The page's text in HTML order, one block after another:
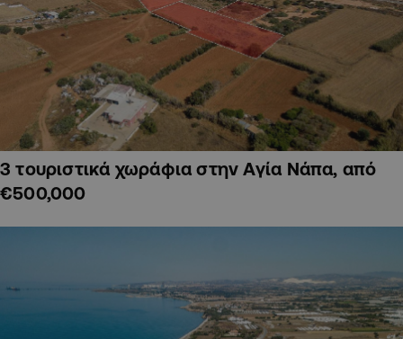
3 τουριστικά χωράφια στην Αγία Νάπα, από
€500,000